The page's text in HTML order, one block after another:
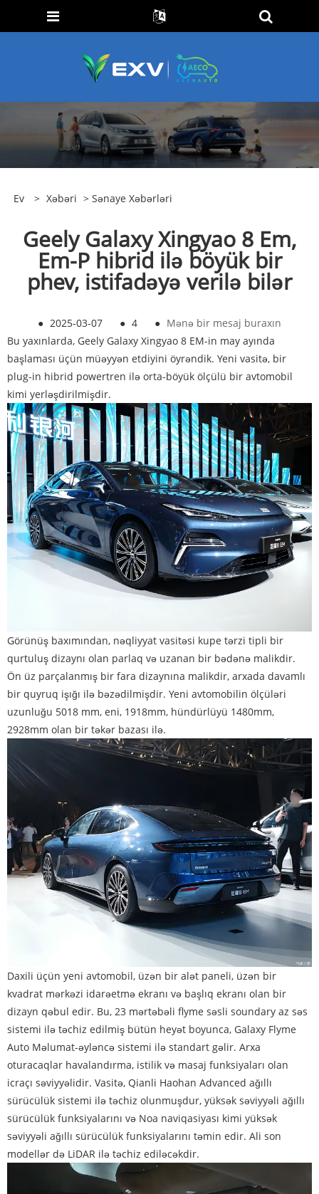
Ev > Xəbəri > Sənaye Xəbərləri
Geely Galaxy Xingyao 8 Em,
Em-P hibrid ilə böyük bir
phev, istifadəyə verilə bilər
● 2025-03-07 ● 4 ● Mənə bir mesaj buraxın
Bu yaxınlarda, Geely Galaxy Xingyao 8 EM-in may ayında
başlaması üçün müəyyən etdiyini öyrəndik. Yeni vasitə, bir
plug-in hibrid powertren ilə orta-böyük ölçülü bir avtomobil
kimi yerləşdirilmişdir.
Görünüş baxımından, nəqliyyat vasitəsi kupe tərzi tipli bir
qurtuluş dizaynı olan parlaq və uzanan bir bədənə malikdir.
Ön üz parçalanmış bir fara dizaynına malikdir, arxada davamlı
bir quyruq işığı ilə bəzədilmişdir. Yeni avtomobilin ölçüləri
uzunluğu 5018 mm, eni, 1918mm, hündürlüyü 1480mm,
2928mm olan bir təkər bazası ilə.
Daxili üçün yeni avtomobil, üzən bir alət paneli, üzən bir
kvadrat mərkəzi idarəetmə ekranı və başlıq ekranı olan bir
dizayn qəbul edir. Bu, 23 mərtəbəli flyme səsli soundary az səs
sistemi ilə təchiz edilmiş bütün heyət boyunca, Galaxy Flyme
Auto Məlumat-əyləncə sistemi ilə standart gəlir. Arxa
oturacaqlar havalandırma, istilik və masaj funksiyaları olan
icraçı səviyyəlidir. Vasitə, Qianli Haohan Advanced ağıllı
sürücülük sistemi ilə təchiz olunmuşdur, yüksək səviyyəli ağıllı
sürücülük funksiyalarını və Noa naviqasiyası kimi yüksək
səviyyəli ağıllı sürücülük funksiyalarını təmin edir. Ali son
modellər də LiDAR ilə təchiz ediləcəkdir.